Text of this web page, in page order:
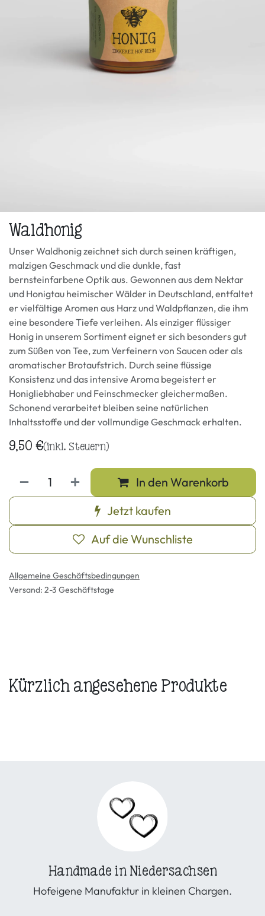
Waldhonig
Unser Waldhonig zeichnet sich durch seinen kräftigen,
malzigen Geschmack und die dunkle, fast
bernsteinfarbene Optik aus. Gewonnen aus dem Nektar
und Honigtau heimischer Wälder in Deutschland, entfaltet
er vielfältige Aromen aus Harz und Waldpflanzen, die ihm
eine besondere Tiefe verleihen. Als einziger flüssiger
Honig in unserem Sortiment eignet er sich besonders gut
zum Süßen von Tee, zum Verfeinern von Saucen oder als
aromatischer Brotaufstrich. Durch seine flüssige
Konsistenz und das intensive Aroma begeistert er
Honigliebhaber und Feinschmecker gleichermaßen.
Schonend verarbeitet bleiben seine natürlichen
Inhaltsstoffe und der vollmundige Geschmack erhalten.
9,50 €(inkl. Steuern)
In den Warenkorb
Jetzt kaufen
Auf die Wunschliste
Allgemeine Geschäftsbedingungen
Versand: 2-3 Geschäftstage
Kürzlich angesehene Produkte
Handmade in Niedersachsen
Hofeigene Manufaktur in kleinen Chargen.